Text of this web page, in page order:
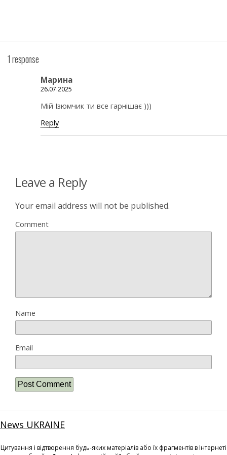
1 response
Марина
26.07.2025
Мій Ізюмчик ти все гарнішає )))
Reply
Leave a Reply
Your email address will not be published.
Comment
Name
Email
News UKRAINE
Цитування і відтворення будь-яких матеріалів або їх фрагментів в Інтернеті